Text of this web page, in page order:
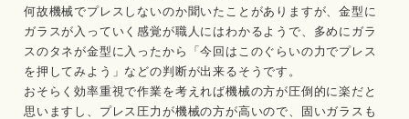
何故機械でプレスしないのか聞いたことがありますが、金型に
ガラスが入っていく感覚が職人にはわかるようで、多めにガラ
スのタネが金型に入ったから「今回はこのぐらいの力でプレス
を押してみよう」などの判断が出来るそうです。
おそらく効率重視で作業を考えれば機械の方が圧倒的に楽だと
思いますし、プレス圧力が機械の方が高いので、固いガラスも